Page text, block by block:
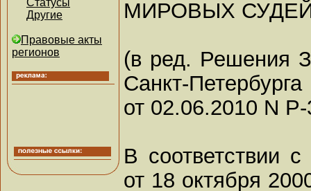
Статусы
Другие
Правовые акты
регионов
МИРОВЫХ
(в ред. Решения
Санкт-Петербурга
от 02.06.2010 N
В соответствии
от 18 октября